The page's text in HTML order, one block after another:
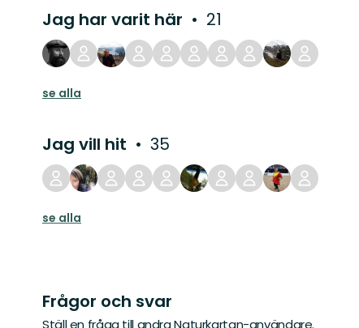
Jag har varit här 21
se alla
Jag vill hit 35
se alla
Frågor och svar
Ställ en fråga till andra Naturkartan-användare.